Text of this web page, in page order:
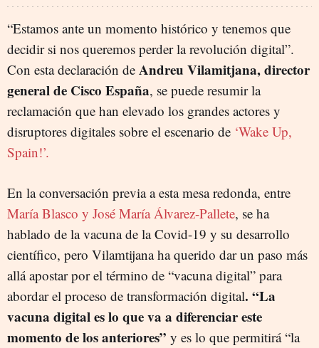
“Estamos ante un momento histórico y tenemos que
decidir si nos queremos perder la revolución digital”.
Con esta declaración de Andreu Vilamitjana, director
general de Cisco España, se puede resumir la
reclamación que han elevado los grandes actores y
disruptores digitales sobre el escenario de ‘Wake Up,
Spain!’.
En la conversación previa a esta mesa redonda, entre
María Blasco y José María Álvarez-Pallete, se ha
hablado de la vacuna de la Covid-19 y su desarrollo
científico, pero Vilamtijana ha querido dar un paso más
allá apostar por el término de “vacuna digital” para
abordar el proceso de transformación digital. “La
vacuna digital es lo que va a diferenciar este
momento de los anteriores” y es lo que permitirá “la